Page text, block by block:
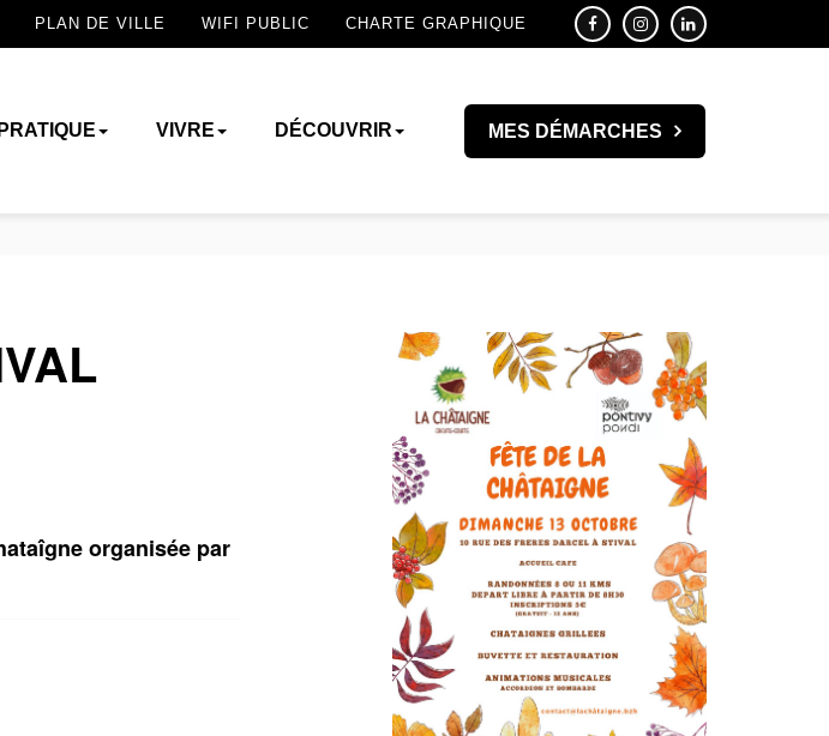
PLAN DE VILLE WIFI PUBLIC CHARTE GRAPHIQUE
PRATIQUE VIVRE DÉCOUVRIR MES DÉMARCHES
organisée par